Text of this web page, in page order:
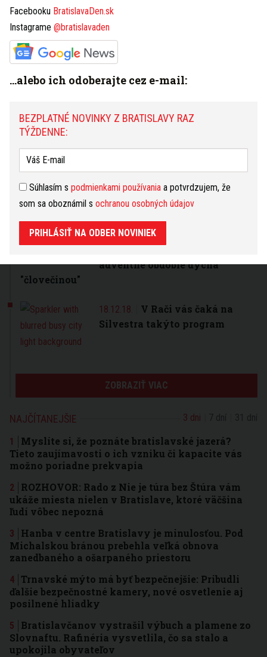
3.1.19.
známe celebrity? Niektoré
modelky skončili v plavkách!
na Nový rok. Zavíta do ulíc
silvestrovskej párty? Máme
31.12.18.
Martin Chodúr plánuje
tentoraz Silvestra inak,
posledný deň roku nie je preň dôležitý
adventné obdobie dýcha
"človečinou"
18.12.18.
V Rači vás čaká na
Silvestra takýto program
ZOBRAZIŤ VIAC
NAJČÍTANEJŠIE 3 dni
Myslíte si, že poznáte bratislavské jazerá?
Tieto zaujímavosti o ich vzniku či kapacite vás
možno poriadne prekvapia
ROZHOVOR: Rado z Nie je túra bez Štúra vám
ukáže miesta nielen v Bratislave, ktoré väčšina
ľudí vôbec nepozná
Hanba v centre Bratislavy je minulosťou. Pod
Michalskou bránou prebehla veľká obnova
zanedbaného a ošarpaného priestoru
Trnavské mýto má byť bezpečnejšie: Pribudli
ďalšie bezpečnostné kamery, nové osvetlenie aj
posilnené hliadky
Bratislavčanov vystrašil výbuch a plamene zo
Slovnaftu. Rafinéria vysvetlila, čo sa stalo a
upokojila obyvateľov
Facebooku BratislavaDen.sk
Instagrame @bratislavaden
...alebo ich odoberajte cez e-mail:
BEZPLATNÉ NOVINKY Z BRATISLAVY RAZ
TÝŽDENNE:
Súhlasím s podmienkami používania a potvrdzujem, že
som sa oboznámil s ochranou osobných údajov
PRIHLÁSIŤ NA ODBER NOVINIEK